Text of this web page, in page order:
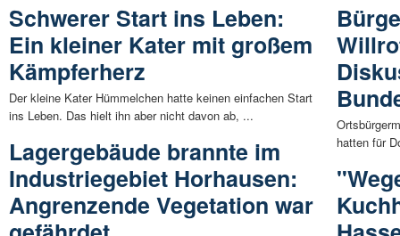
Schwerer Start ins Leben:
Ein kleiner Kater mit großem
Kämpferherz
Der kleine Kater Hümmelchen hatte keinen einfachen Start
ins Leben. Das hielt ihn aber nicht davon ab, ...
Lagergebäude brannte im
Industriegebiet Horhausen:
Angrenzende Vegetation war
hatten für